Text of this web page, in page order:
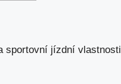
sportovní jízdní vlastnosti